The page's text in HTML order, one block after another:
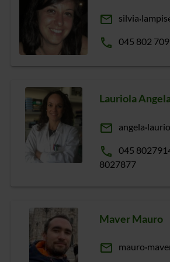
email silvia lampis
phone 045 802
Lauriola
email angela
phone
045
8027877
Maver Mauro
email mauro